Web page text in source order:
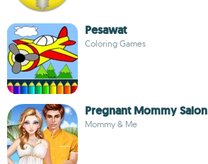
Pesawat
Coloring Games
Pregnant Mommy Salon
Mommy & Me